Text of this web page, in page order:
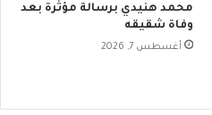
محمد هنيدي برسالة مؤثرة بعد
وفاة شقيقه
أغسطس 7, 2026